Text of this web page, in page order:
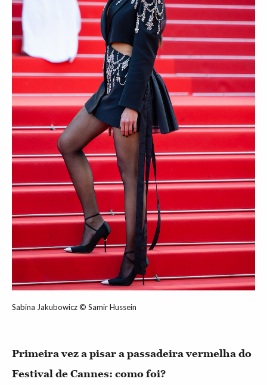
Sabina Jakubowicz © Samir Hussein
Primeira vez a pisar a passadeira vermelha do
Festival de Cannes: como foi?